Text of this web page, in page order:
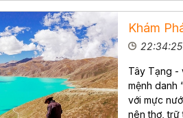
Khám
Tây Tạng -
mệnh danh
với mực
nên thơ, trữ